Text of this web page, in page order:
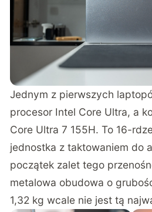
Jednym z pierwszych
procesor Intel Core Ultra, a
Core Ultra 7 155H. To 16-
jednostka z taktowaniem do
początek zalet tego
metalowa obudowa o
1,32 kg wcale nie jest tą